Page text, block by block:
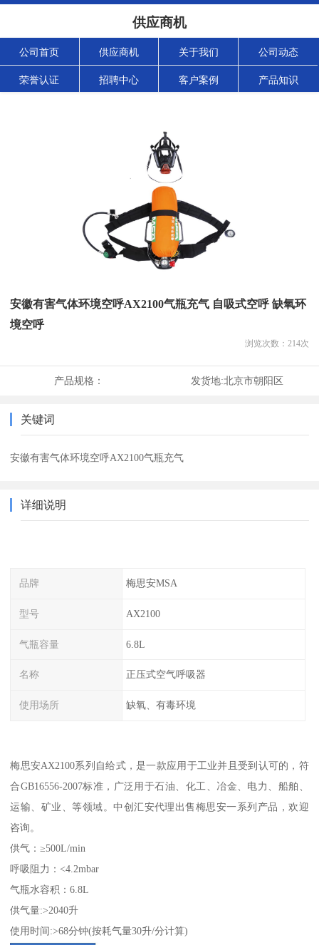
供应商机
公司首页 供应商机 关于我们 公司动态
荣誉认证 招聘中心 客户案例 产品知识
安徽有害气体环境空呼AX2100气瓶充气 自吸式空呼 缺氧环
境空呼
浏览次数： 214次
产品规格： 发货地:北京市朝阳区
关键词
安徽有害气体环境空呼AX2100气瓶充气
详细说明
品牌 梅思安MSA
型号 AX2100
气瓶容量 6.8L
名称 正压式空气呼吸器
使用场所 缺氧、有毒环境
梅思安AX2100系列自给式，是一款应用于工业并且受到认可的，符
合GB16556-2007标准，广泛用于石油、化工、冶金、电力、船舶、
运输、矿业、等领域。中创汇安代理出售梅思安一系列产品，欢迎
咨询。
供气：≥500L/min
呼吸阻力：<4.2mbar
气瓶水容积：6.8L
供气量:>2040升
使用时间:>68分钟(按耗气量30升/分计算)